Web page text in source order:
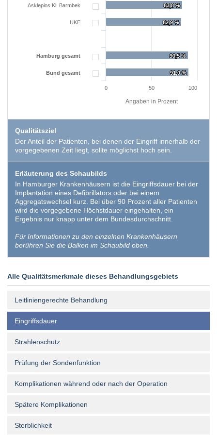
Angaben in Prozent
83,8 %
83,8 %
82,9 %
82,9 %
90,5 %
90,5 %
91,0 %
91,0 %
Asklepios Kl. Barmbek
UKE
Hamburg gesamt
Bund gesamt
0 100
50
Qualitätsziel
Der Anteil der Patienten, bei denen der Eingriff innerhalb der
vorgegebenen Zeit liegt, sollte möglichst hoch sein.
Erläuterung des Schaubilds
In Hamburger Krankenhäusern ist die Eingriffsdauer bei der
Implantation eines Defibrillators oder bei einem
Aggregatswechsel kurz. Bei über 90 Prozent aller Patienten
wird die vorgegebene Höchstdauer eingehalten, ein
Ergebnis nur knapp unter dem Bundesdurchschnitt.
Für Informationen zu den einzelnen Krankenhäusern
berühren Sie die Balken im Schaubild oben.
Alle Qualitätsmerkmale dieses Behandlungsgebiets
Leitliniengerechte Behandlung
Eingriffsdauer
Strahlenschutz
Prüfung der Sondenfunktion
Komplikationen während oder nach der Operation
Spätere Komplikationen
Sterblichkeit
EXTERNE MEDIEN
Plattformen anzeigen zu können, werden von
diesen externen Medien Cookies gesetzt.